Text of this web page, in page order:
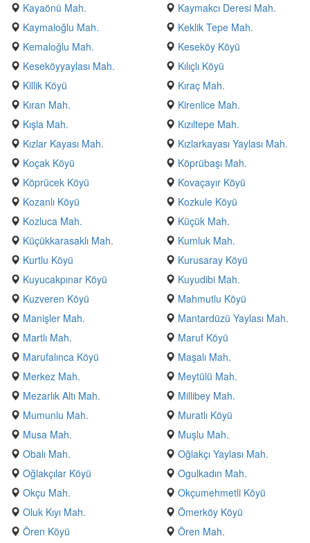
Kayaönü Mah.
Kaymakcı Deresi Mah.
Kaymaloğlu Mah.
Keklik Tepe Mah.
Kemaloğlu Mah.
Keseköy Köyü
Keseköyyaylası Mah.
Kılıçlı Köyü
Killik Köyü
Kıraç Mah.
Kıran Mah.
Kirenlice Mah.
Kışla Mah.
Kızıltepe Mah.
Kızlar Kayası Mah.
Kızlarkayası Yaylası Mah.
Koçak Köyü
Köprübaşı Mah.
Köprücek Köyü
Kovaçayır Köyü
Kozanlı Köyü
Kozkule Köyü
Kozluca Mah.
Küçük Mah.
Küçükkarasaklı Mah.
Kumluk Mah.
Kurtlu Köyü
Kurusaray Köyü
Kuyucakpınar Köyü
Kuyudibi Mah.
Kuzveren Köyü
Mahmutlu Köyü
Manişler Mah.
Mantardüzü Yaylası Mah.
Martlı Mah.
Maruf Köyü
Marufalınca Köyü
Maşalı Mah.
Merkez Mah.
Meytülü Mah.
Mezarlık Altı Mah.
Millibey Mah.
Mumunlu Mah.
Muratlı Köyü
Musa Mah.
Muşlu Mah.
Obalı Mah.
Oğlakçı Yaylası Mah.
Oğlakçılar Köyü
Ogulkadın Mah.
Okçu Mah.
Okçumehmetli Köyü
Oluk Kıyı Mah.
Ömerköy Köyü
Ören Köyü
Ören Mah.